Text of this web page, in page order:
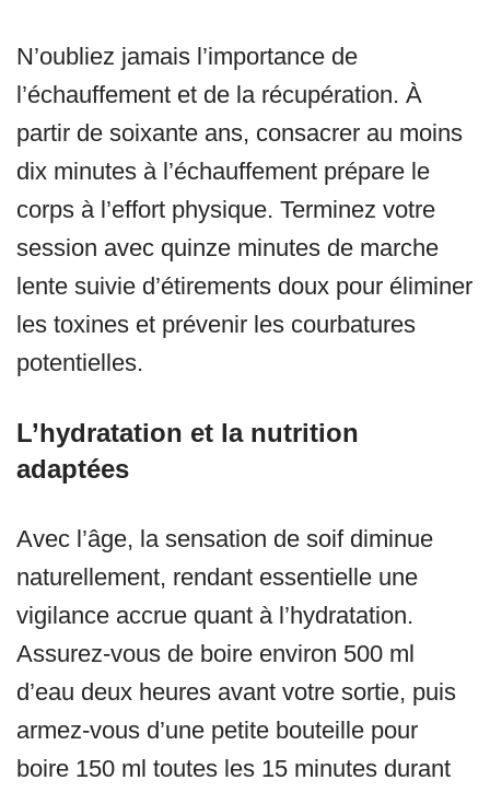
N’oubliez jamais l’importance de
l’échauffement et de la récupération. À
partir de soixante ans, consacrer au moins
dix minutes à l’échauffement prépare le
corps à l’effort physique. Terminez votre
session avec quinze minutes de marche
lente suivie d’étirements doux pour éliminer
les toxines et prévenir les courbatures
potentielles.
L’hydratation et la nutrition
adaptées
Avec l’âge, la sensation de soif diminue
naturellement, rendant essentielle une
vigilance accrue quant à l’hydratation.
Assurez-vous de boire environ 500 ml
d’eau deux heures avant votre sortie, puis
armez-vous d’une petite bouteille pour
boire 150 ml toutes les 15 minutes durant